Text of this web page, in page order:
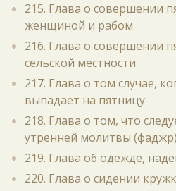
215. Глава о совершении
женщиной и рабом
216. Глава о совершении
сельской местности
217. Глава о том случае,
выпадает на пятницу
218. Глава о том, что
утренней молитвы
219. Глава об одежде,
220. Глава о сидении